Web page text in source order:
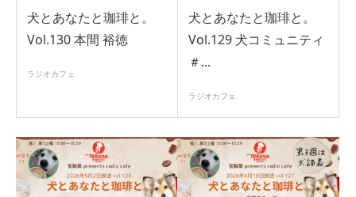
犬とあなたと珈琲と。
Vol.130 本間 裕徳
ラジオカフェ
犬とあなたと珈琲と。
Vol.129 犬コミュニティ
＃...
ラジオカフェ